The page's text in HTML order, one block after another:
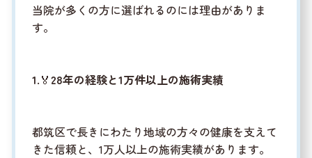
当院が多くの方に選ばれるのには理由がありま
す。
1.🏅28年の経験と1万件以上の施術実績
都筑区で長きにわたり地域の方々の健康を支えて
きた信頼と、1万人以上の施術実績があります。